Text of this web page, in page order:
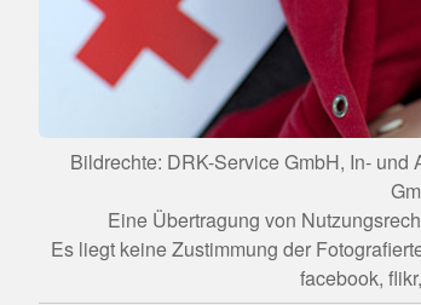
Bildrechte: DRK-Service GmbH, In-
Eine Übertragung von
Es liegt keine Zustimmung der
facebook,